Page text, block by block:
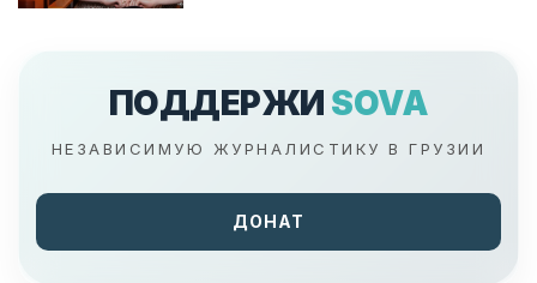
ПОДДЕРЖИ SOVA
НЕЗАВИСИМУЮ ЖУРНАЛИСТИКУ В ГРУЗИИ
ДОНАТ